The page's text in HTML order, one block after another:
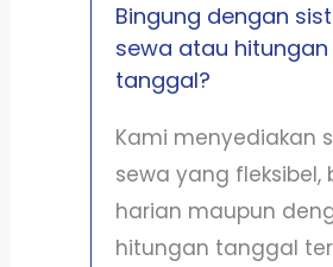
Bingung dengan
sewa atau hitungan
tanggal?
Kami menyediakan
sewa yang fleksibel,
harian maupun
hitungan tanggal